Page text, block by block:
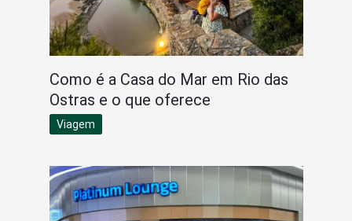
Como é a Casa do Mar em Rio das
Ostras e o que oferece
Viagem